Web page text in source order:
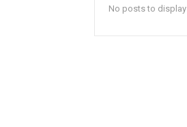
No posts to display